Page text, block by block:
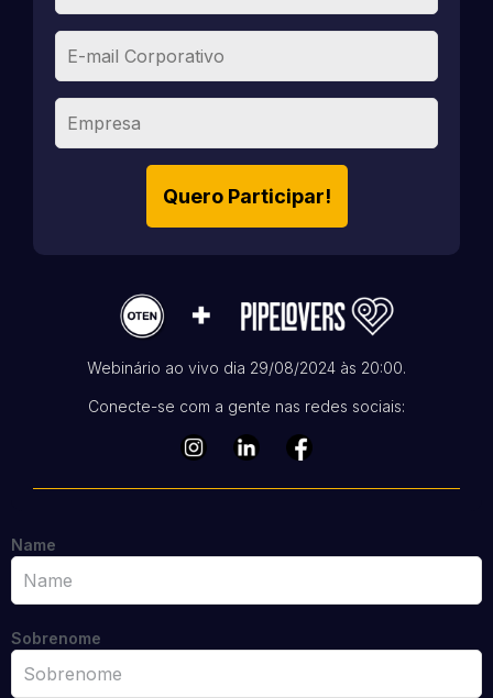
Webinário ao vivo dia 29/08/2024 às 20:00.
Conecte-se com a gente nas redes sociais:
Name
Sobrenome